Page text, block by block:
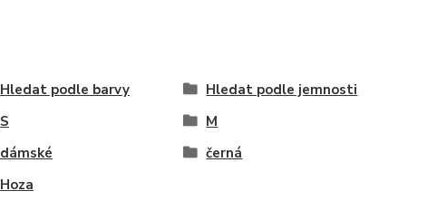
Hledat podle barvy
Hledat podle jemnosti
S
M
dámské
černá
Hoza